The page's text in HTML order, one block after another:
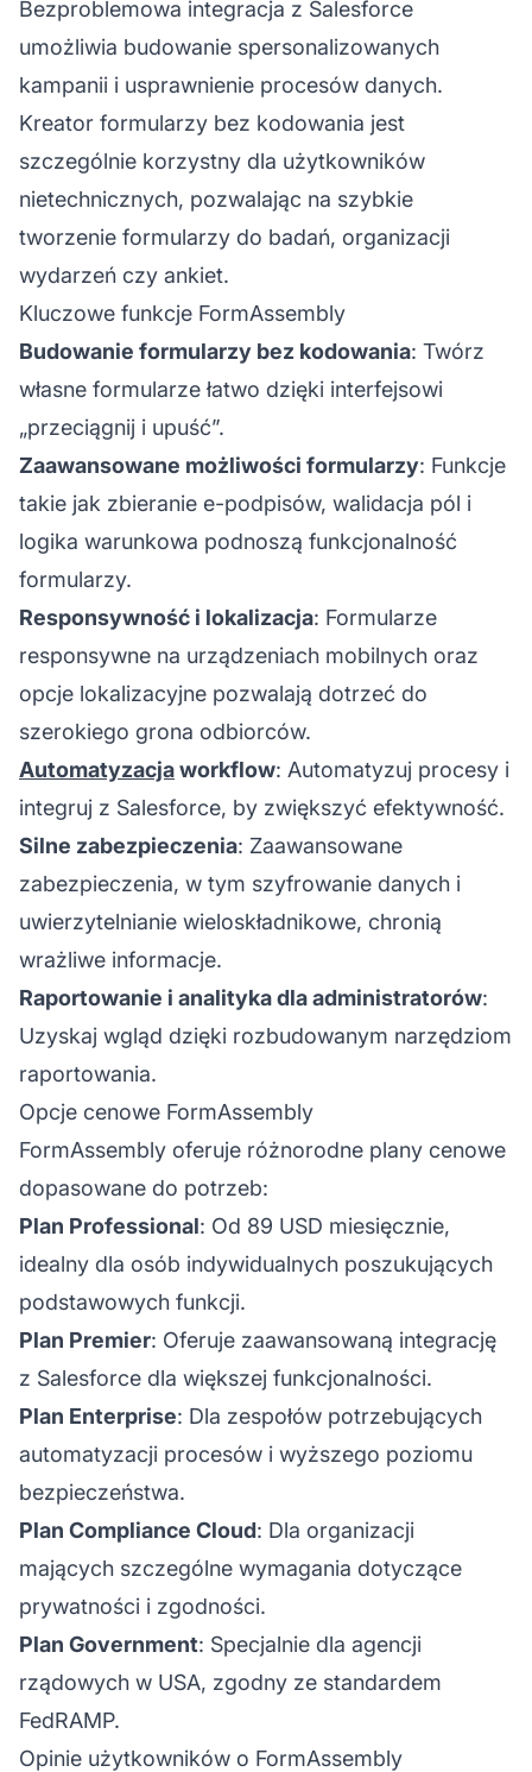
Bezproblemowa integracja z Salesforce
umożliwia budowanie spersonalizowanych
kampanii i usprawnienie procesów danych.
Kreator formularzy bez kodowania jest
szczególnie korzystny dla użytkowników
nietechnicznych, pozwalając na szybkie
tworzenie formularzy do badań, organizacji
wydarzeń czy ankiet.
Kluczowe funkcje FormAssembly
Budowanie formularzy bez kodowania: Twórz
własne formularze łatwo dzięki interfejsowi
„przeciągnij i upuść”.
Zaawansowane możliwości formularzy: Funkcje
takie jak zbieranie e-podpisów, walidacja pól i
logika warunkowa podnoszą funkcjonalność
formularzy.
Responsywność i lokalizacja: Formularze
responsywne na urządzeniach mobilnych oraz
opcje lokalizacyjne pozwalają dotrzeć do
szerokiego grona odbiorców.
Automatyzacjaworkflow: Automatyzuj procesy i
integruj z Salesforce, by zwiększyć efektywność.
Silne zabezpieczenia: Zaawansowane
zabezpieczenia, w tym szyfrowanie danych i
uwierzytelnianie wieloskładnikowe, chronią
wrażliwe informacje.
Raportowanie i analityka dla administratorów:
Uzyskaj wgląd dzięki rozbudowanym narzędziom
raportowania.
Opcje cenowe FormAssembly
FormAssembly oferuje różnorodne plany cenowe
dopasowane do potrzeb:
Plan Professional: Od 89 USD miesięcznie,
idealny dla osób indywidualnych poszukujących
podstawowych funkcji.
Plan Premier: Oferuje zaawansowaną integrację
z Salesforce dla większej funkcjonalności.
Plan Enterprise: Dla zespołów potrzebujących
automatyzacji procesów i wyższego poziomu
bezpieczeństwa.
Plan Compliance Cloud: Dla organizacji
mających szczególne wymagania dotyczące
prywatności i zgodności.
Plan Government: Specjalnie dla agencji
rządowych w USA, zgodny ze standardem
FedRAMP.
Opinie użytkowników o FormAssembly